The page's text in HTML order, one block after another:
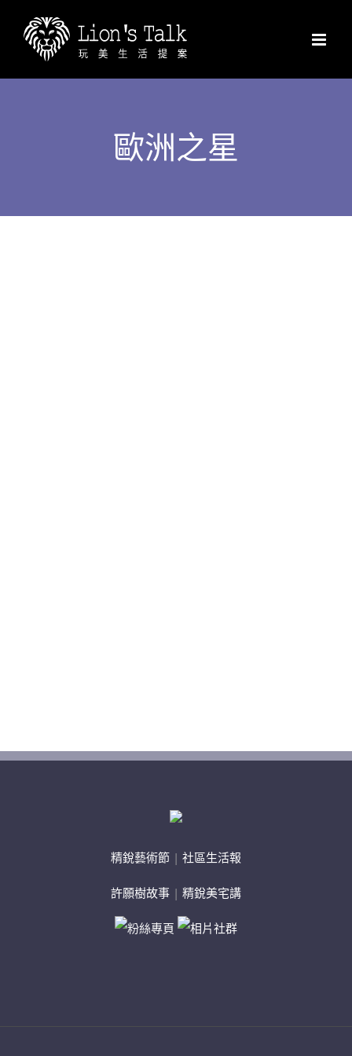
content
歐洲之星
精銳藝術節 | 社區生活報
許願樹故事 | 精銳美宅講
粉絲專頁 相片社群